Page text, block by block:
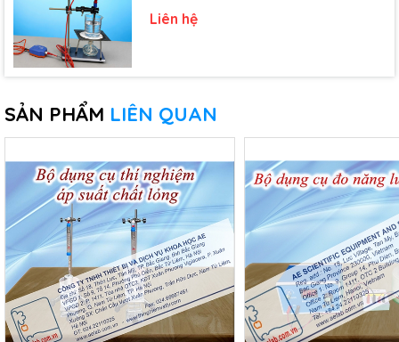
Liên hệ
SẢN PHẨM LIÊN QUAN